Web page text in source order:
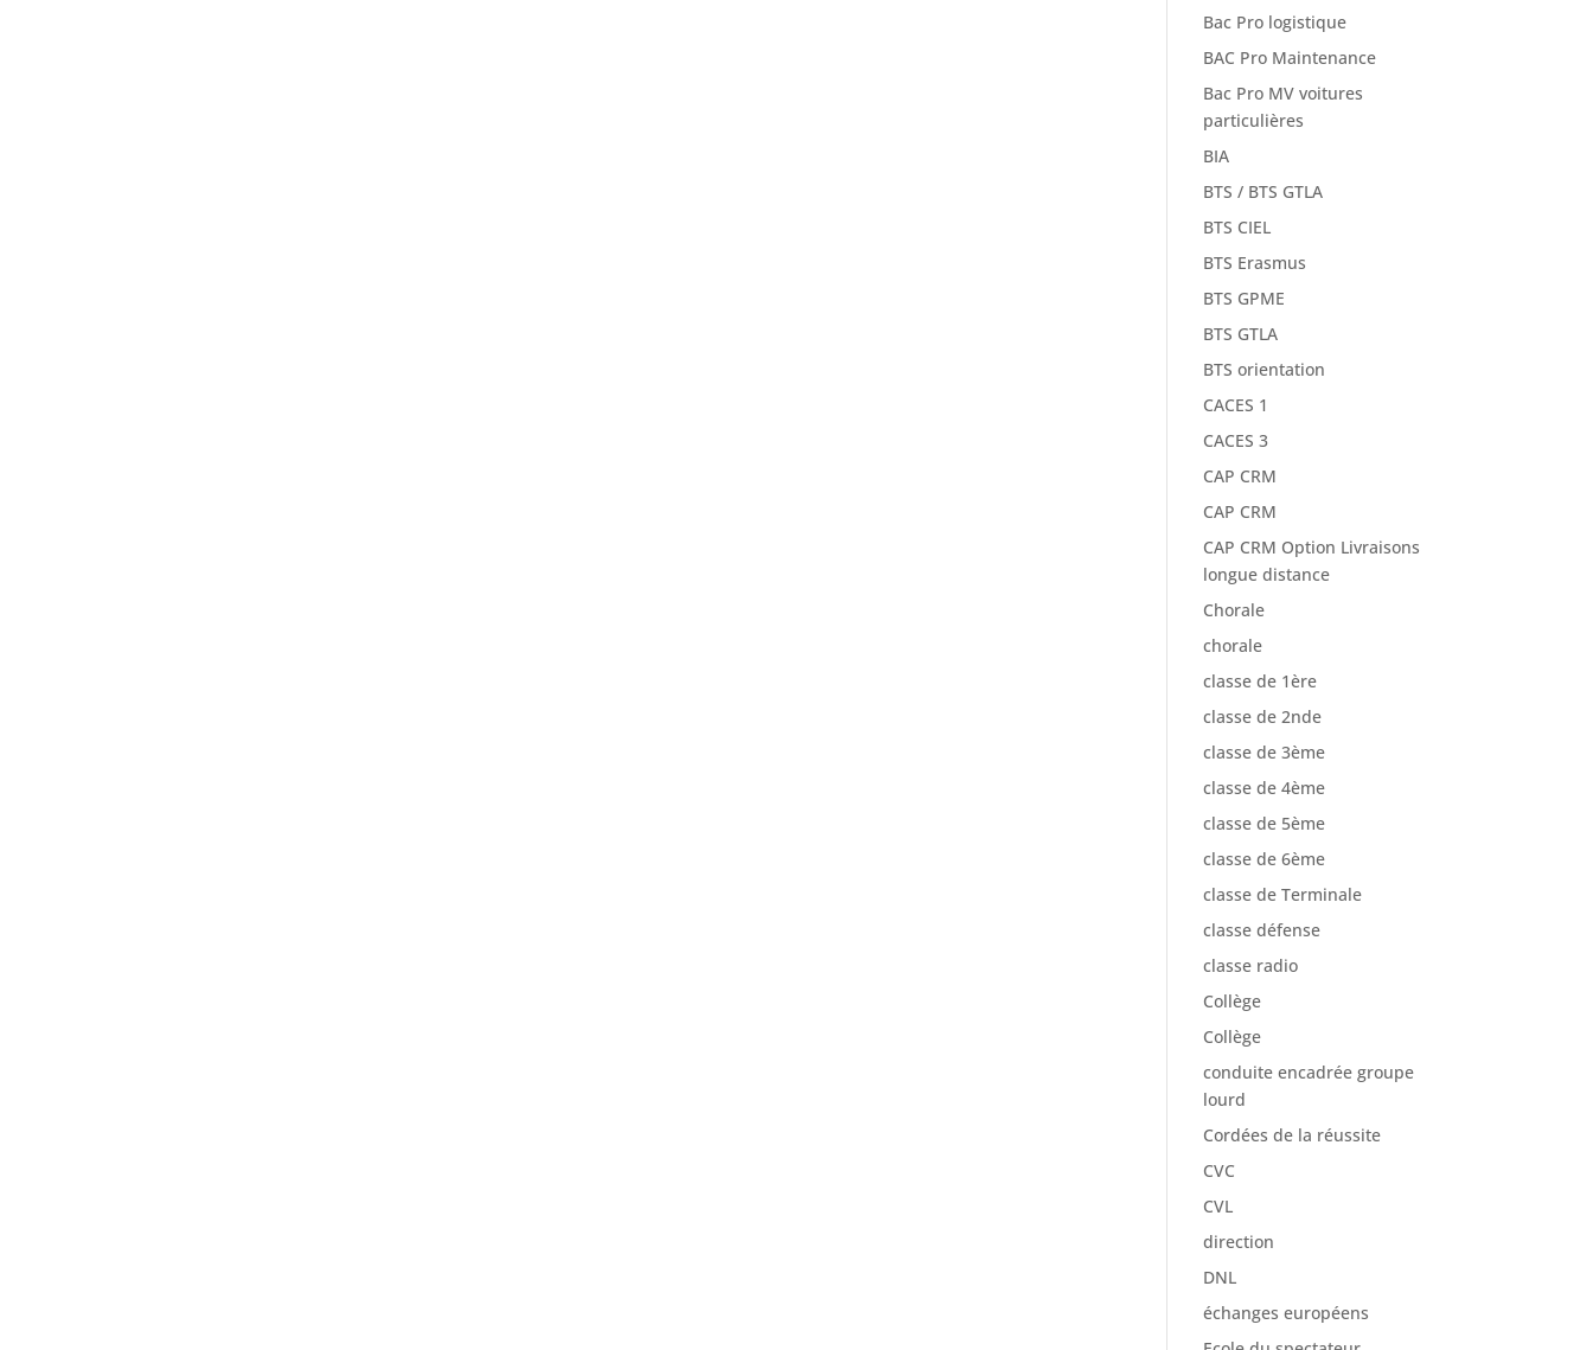
Bac Pro logistique
BAC Pro Maintenance
Bac Pro MV voitures
particulières
BIA
BTS / BTS GTLA
BTS CIEL
BTS Erasmus
BTS GPME
BTS GTLA
BTS orientation
CACES 1
CACES 3
CAP CRM
CAP CRM
CAP CRM Option Livraisons
longue distance
Chorale
chorale
classe de 1ère
classe de 2nde
classe de 3ème
classe de 4ème
classe de 5ème
classe de 6ème
classe de Terminale
classe défense
classe radio
Collège
Collège
conduite encadrée groupe
lourd
Cordées de la réussite
CVC
CVL
direction
DNL
échanges européens